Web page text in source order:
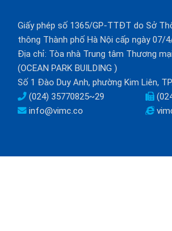
Giấy phép số 1365/GP-TTĐT do Sở
thông Thành phố Hà Nội cấp ngày 07/
Địa chỉ: Tòa nhà Trung tâm Thương
(OCEAN PARK BUILDING )
Số 1 Đào Duy Anh, phường Kim Liên,
(024) 35770825~29
info@vimc.co